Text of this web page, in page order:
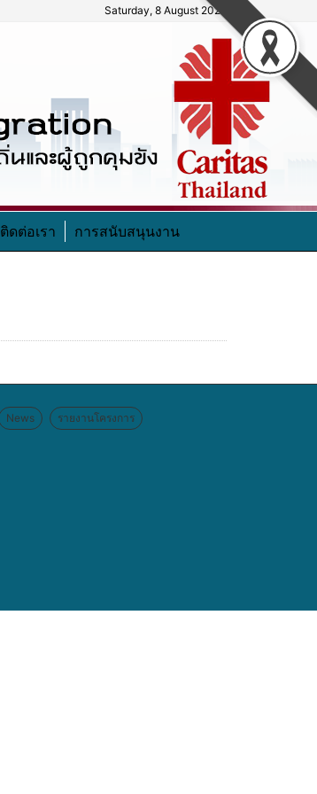
Saturday, 8 August 2026
ติดต่อเรา การสนับสนุนงาน
News รายงานโครงการ